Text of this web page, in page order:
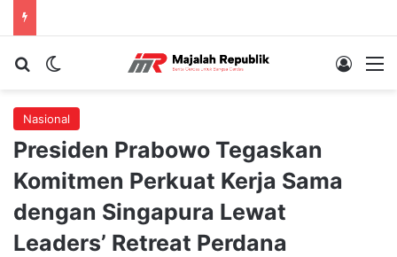
Cari berita...Switch skin Log In
Nasional
Presiden Prabowo Tegaskan
Komitmen Perkuat Kerja Sama
dengan Singapura Lewat
Leaders’ Retreat Perdana